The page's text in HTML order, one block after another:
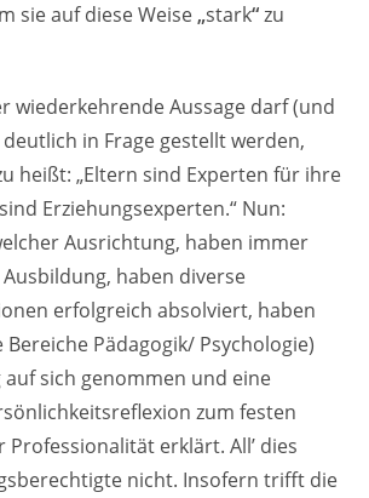
sie auf diese Weise„stark“zu
wiederkehrende Aussage darf (und
in Frage gestellt werden,
heißt: „Eltern sind Experten für ihre
Erziehungsexperten.“ Nun:
Ausrichtung, haben immer
haben diverse
erfolgreich absolviert, haben
Bereiche Pädagogik/ Psychologie)
sich genommen und eine
zum festen
erklärt. All’ dies
nicht. Insofern trifft die